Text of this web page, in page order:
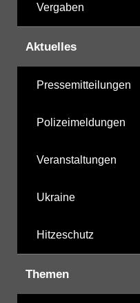
Vergaben
Aktuelles
Pressemitteilungen
Polizeimeldungen
Veranstaltungen
Ukraine
Hitzeschutz
Themen